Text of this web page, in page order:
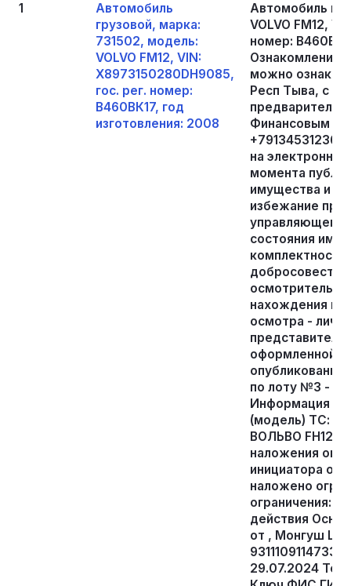
1
Автомобиль
грузовой, марка:
731502, модель:
VOLVO FM12, VIN:
X8973150280DH9085,
гос. рег. номер:
В460ВК17, год
изготовления: 2008
Автомобиль
VOLVO FM12,
номер:
можно
Респ Тыва, с
Финансовым
+79134531236,
на
момента
имущества и
избежание
управляющему,
состояния
нахождения
осмотра -
оформленной
опубликования
по лоту №3 -
Информация о
(модель) ТС:
ВОЛЬВО FН12
наложения
инициатора
наложено
ограничения:
действия
от , Монгуш
29.07.2024